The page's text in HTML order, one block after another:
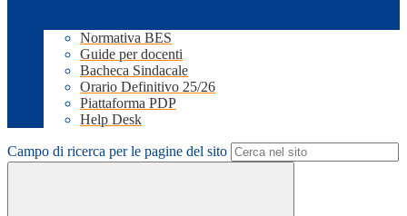
Normativa BES
Guide per docenti
Bacheca Sindacale
Orario Definitivo 25/26
Piattaforma PDP
Help Desk
Campo di ricerca per le pagine del sito